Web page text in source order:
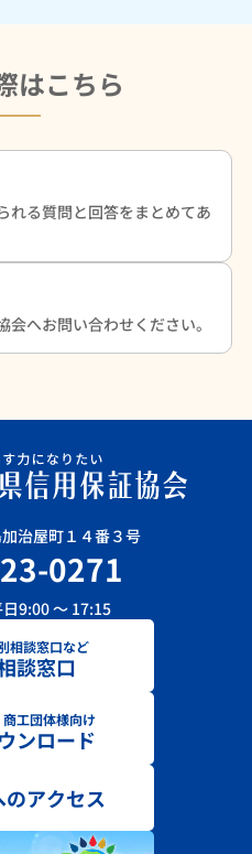
はこちら
れる質問と回答をまとめてあ
へお問い合わせください。
治屋町１４番３号
0271
9:00 ～ 17:15
相談窓口など
談窓口
工団体様向け
ンロード
アクセス